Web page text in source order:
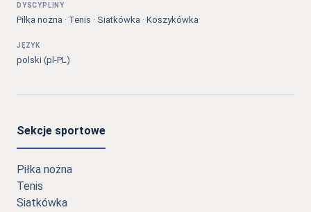
DYSCYPLINY
Piłka nożna · Tenis · Siatkówka · Koszykówka
JĘZYK
polski (pl-PL)
Sekcje sportowe
Piłka nożna
Tenis
Siatkówka